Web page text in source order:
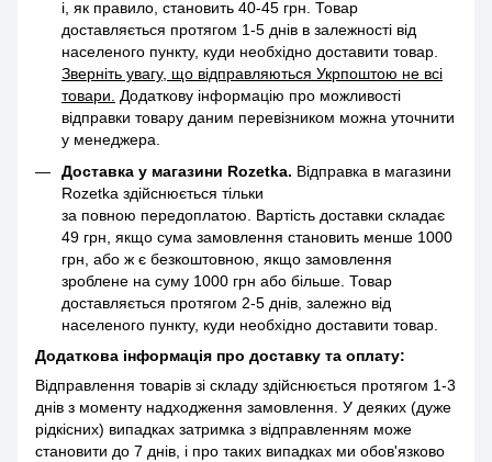
і, як правило, становить 40-45 грн. Товар
доставляється протягом 1-5 днів в залежності від
населеного пункту, куди необхідно доставити товар.
Зверніть увагу, що відправляються Укрпоштою не всі
товари. Додаткову інформацію про можливості
відправки товару даним перевізником можна уточнити
у менеджера.
Доставка у магазини Rozetka. Відправка в магазини
Rozetka здійснюється тільки
за повною передоплатою. Вартість доставки складає
49 грн, якщо сума замовлення становить менше 1000
грн, або ж є безкоштовною, якщо замовлення
зроблене на суму 1000 грн або більше. Товар
доставляється протягом 2-5 днів, залежно від
населеного пункту, куди необхідно доставити товар.
Додаткова інформація про доставку та оплату:
Відправлення товарів зі складу здійснюється протягом 1-3
днів з моменту надходження замовлення. У деяких (дуже
рідкісних) випадках затримка з відправленням може
становити до 7 днів, і про таких випадках ми обов'язково